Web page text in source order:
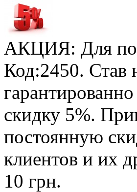
АКЦИЯ: Для
Код:2450.
скидку 5%.
постоянную
клиентов и их
10 грн.